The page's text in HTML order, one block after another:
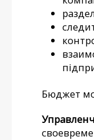
Бюджет